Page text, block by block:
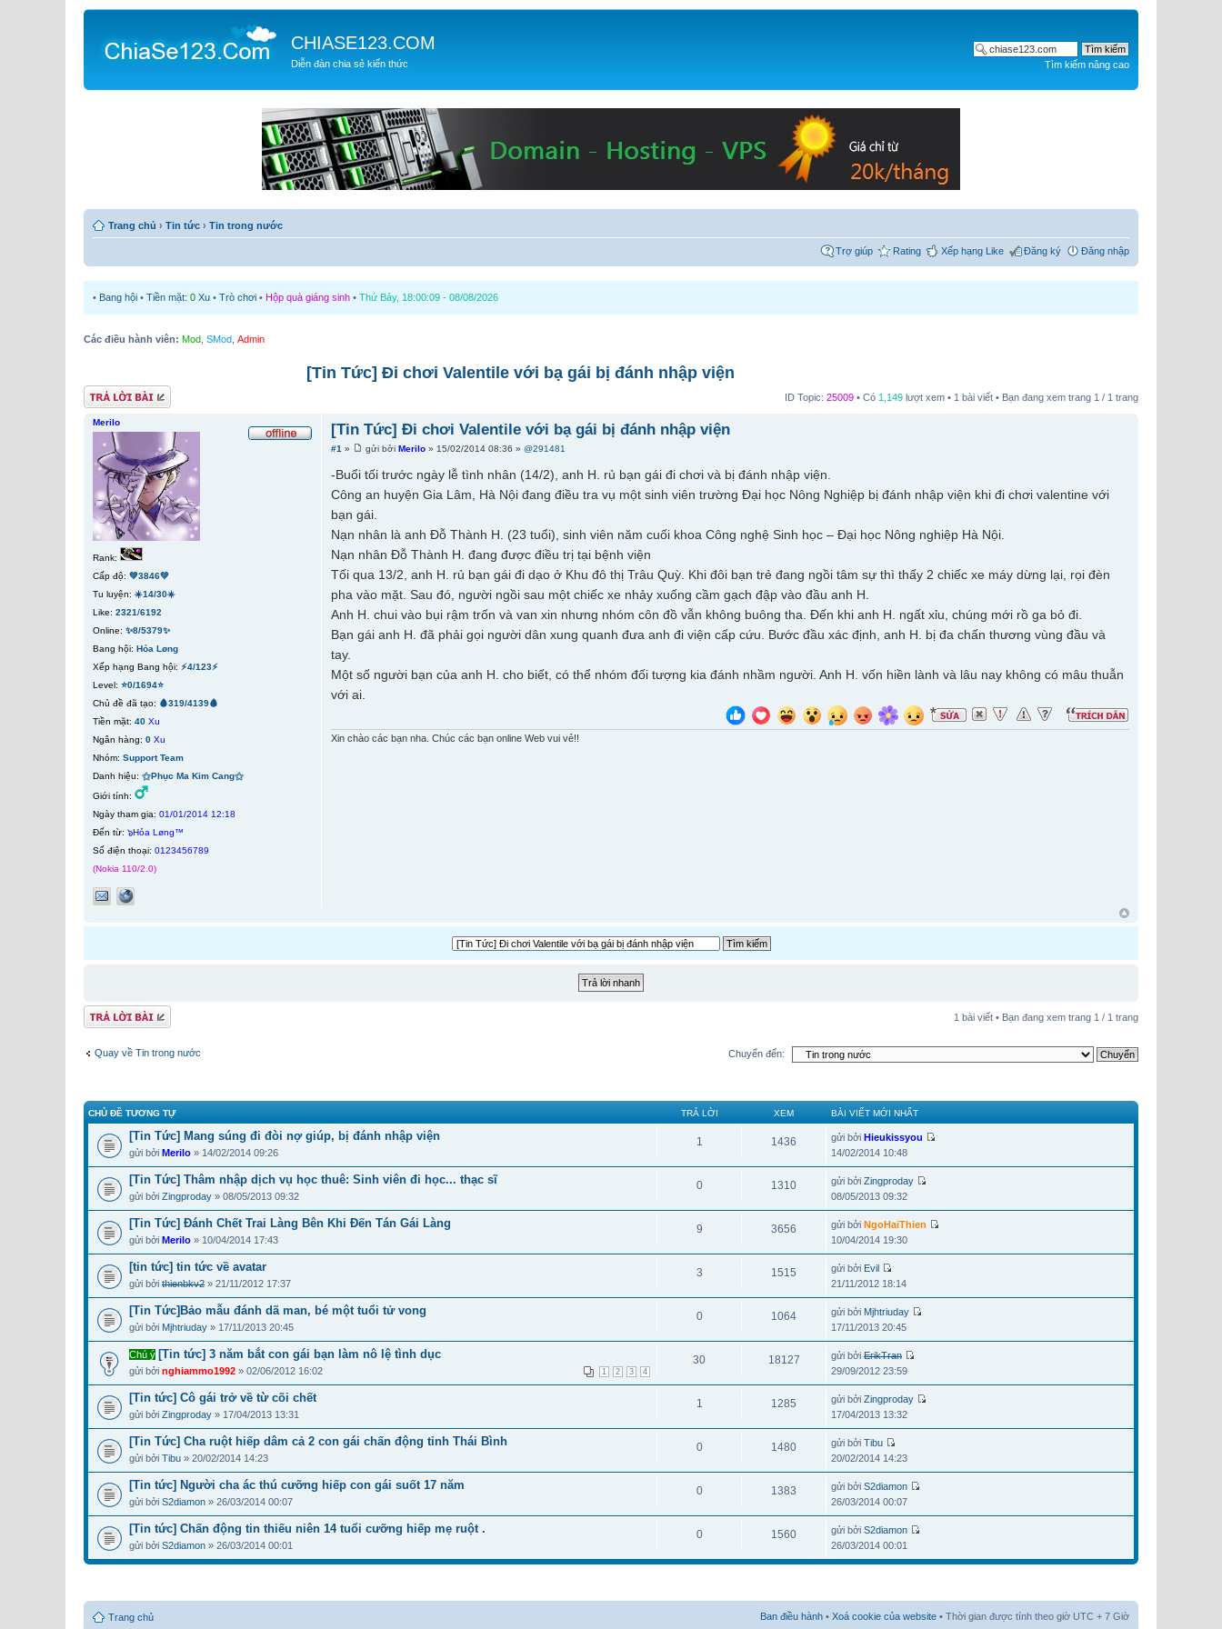
CHIASE123.COM
Diễn đàn chia sẻ kiến thức Tìm kiếm nâng cao
Trang chủ › Tin tức › Tin trong nước
Trợ giúp Rating Xếp hạng Like Đăng ký Đăng nhập
• Bang hội • Tiền mặt: 0 Xu • Trò chơi • Hộp quà giáng sinh • Thứ Bảy, 18:00:09 - 08/08/2026
Các điều hành viên: Mod SMod Admin
[Tin Tức] Đi chơi Valentile với bạ gái bị đánh nhập viện
Gửi bài trả lời ID Topic: 25009 • Có 1,149 lượt xem • 1 bài viết • Bạn đang xem trang 1 / 1 trang
[Tin Tức] Đi chơi Valentile với bạ gái bị đánh nhập viện
#1 » gửi bởiMerilo » 15/02/2014 08:36 »@291481
-Buổi tối trước ngày lễ tình nhân (14/2), anh H. rủ bạn gái đi chơi và bị đánh nhập viện.
Công an huyện Gia Lâm, Hà Nội đang điều tra vụ một sinh viên trường Đại học Nông Nghiệp bị đánh nhập viện khi đi chơi valentine với
bạn gái.
Nạn nhân là anh Đỗ Thành H. (23 tuổi), sinh viên năm cuối khoa Công nghệ Sinh học – Đại học Nông nghiệp Hà Nội.
Nạn nhân Đỗ Thành H. đang được điều trị tại bệnh viện
Tối qua 13/2, anh H. rủ bạn gái đi dạo ở Khu đô thị Trâu Quỳ. Khi đôi bạn trẻ đang ngồi tâm sự thì thấy 2 chiếc xe máy dừng lại, rọi đèn
pha vào mặt. Sau đó, người ngồi sau một chiếc xe nhảy xuống cầm gạch đập vào đầu anh H.
Anh H. chui vào bụi rậm trốn và van xin nhưng nhóm côn đồ vẫn không buông tha. Đến khi anh H. ngất xỉu, chúng mới rồ ga bỏ đi.
Bạn gái anh H. đã phải gọi người dân xung quanh đưa anh đi viện cấp cứu. Bước đầu xác định, anh H. bị đa chấn thương vùng đầu và
tay.
Một số người bạn của anh H. cho biết, có thể nhóm đối tượng kia đánh nhầm người. Anh H. vốn hiền lành và lâu nay không có mâu thuẫn
với ai.
Xin chào các bạn nha. Chúc các bạn online Web vui vẻ!!
Merilo
Rank:
Cấp độ: 💚3846💚
Tu luyện: ☀️14/30☀️
Like: 2321/6192
Online: ✨8/5379✨
Bang hội: Hỏa Løng
Xếp hạng Bang hội: ⚡4/123⚡
Level: ⭐0/1694⭐
Chủ đề đã tạo: 🩸319/4139🩸
Tiền mặt: 40 Xu
Ngân hàng: 0 Xu
Nhóm: Support Team
Danh hiệu: ⚝Phục Ma Kim Cang⚝
Giới tính:
Ngày tham gia: 01/01/2014 12:18
Đến từ: ๖Hỏa Løng™
Số điện thoại: 0123456789
(Nokia 110/2.0)
Gửi bài trả lời 1 bài viết • Bạn đang xem trang 1 / 1 trang
Quay về Tin trong nước Chuyển đến:
CHỦ ĐỀ TƯƠNG TỰ TRẢ LỜI XEM BÀI VIẾT MỚI NHẤT
[Tin Tức] Mang súng đi đòi nợ giúp, bị đánh nhập viện
gửi bởi Merilo » 14/02/2014 09:26
1 1436 gửi bởi Hieukissyou
14/02/2014 10:48
[Tin Tức] Thâm nhập dịch vụ học thuê: Sinh viên đi học... thạc sĩ
gửi bởi Zingproday » 08/05/2013 09:32
0 1310 gửi bởi Zingproday
08/05/2013 09:32
[Tin Tức] Đánh Chết Trai Làng Bên Khi Đến Tán Gái Làng
gửi bởi Merilo » 10/04/2014 17:43
9 3656 gửi bởi NgoHaiThien
10/04/2014 19:30
[tin tức] tin tức về avatar
gửi bởi thienbkv2 » 21/11/2012 17:37
3 1515 gửi bởi Evil
21/11/2012 18:14
[Tin Tức]Bảo mẫu đánh dã man, bé một tuổi tử vong
gửi bởi Mjhtriuday » 17/11/2013 20:45
0 1064 gửi bởi Mjhtriuday
17/11/2013 20:45
Chú ý [Tin tức] 3 năm bắt con gái bạn làm nô lệ tình dục
1 2 3 4
gửi bởi nghiammo1992 » 02/06/2012 16:02
30 18127 gửi bởi ErikTran
29/09/2012 23:59
[Tin tức] Cô gái trở về từ cõi chết
gửi bởi Zingproday » 17/04/2013 13:31
1 1285 gửi bởi Zingproday
17/04/2013 13:32
[Tin Tức] Cha ruột hiếp dâm cả 2 con gái chấn động tỉnh Thái Bình
gửi bởi Tibu » 20/02/2014 14:23
0 1480 gửi bởi Tibu
20/02/2014 14:23
[Tin tức] Người cha ác thú cưỡng hiếp con gái suốt 17 năm
gửi bởi S2diamon » 26/03/2014 00:07
0 1383 gửi bởi S2diamon
26/03/2014 00:07
[Tin tức] Chấn động tin thiếu niên 14 tuổi cưỡng hiếp mẹ ruột .
gửi bởi S2diamon » 26/03/2014 00:01
0 1560 gửi bởi S2diamon
26/03/2014 00:01
Trang chủ Ban điều hành • Xoá cookie của website • Thời gian được tính theo giờ UTC + 7 Giờ